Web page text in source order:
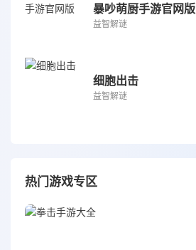
暴吵萌厨手游官网版
益智解谜
细胞出击
益智解谜
热门游戏专区